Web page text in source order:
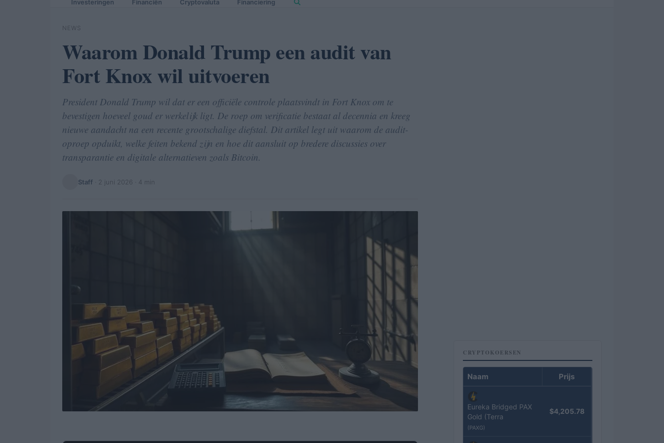
Investeringen Financiën Cryptovaluta Financiering
NEWS
Waarom Donald Trump een audit van
Fort Knox wil uitvoeren
President Donald Trump wil dat er een officiële controle plaatsvindt in Fort Knox om te
bevestigen hoeveel goud er werkelijk ligt. De roep om verificatie bestaat al decennia en kreeg
nieuwe aandacht na een recente grootschalige diefstal. Dit artikel legt uit waarom de audit-
oproep opduikt, welke feiten bekend zijn en hoe dit aansluit op bredere discussies over
transparantie en digitale alternatieven zoals Bitcoin.
Staff 2 juni 2026 · 4 min
CRYPTOKOERSEN
Naam Prijs
Eureka Bridged PAX
Gold (Terra
(PAXG)
$4,205.78